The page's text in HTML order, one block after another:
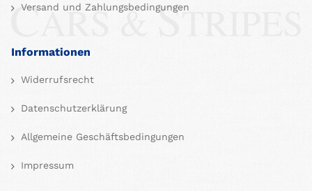
Versand und Zahlungsbedingungen
Informationen
Widerrufsrecht
Datenschutzerklärung
Allgemeine Geschäftsbedingungen
Impressum